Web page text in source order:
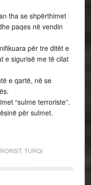
tha se shpërthimet
paqes në vendin
për tre ditët e
e sigurisë me të cilat
e qartë, në se
“sulme terroriste”.
për sulmet.
, TURQI